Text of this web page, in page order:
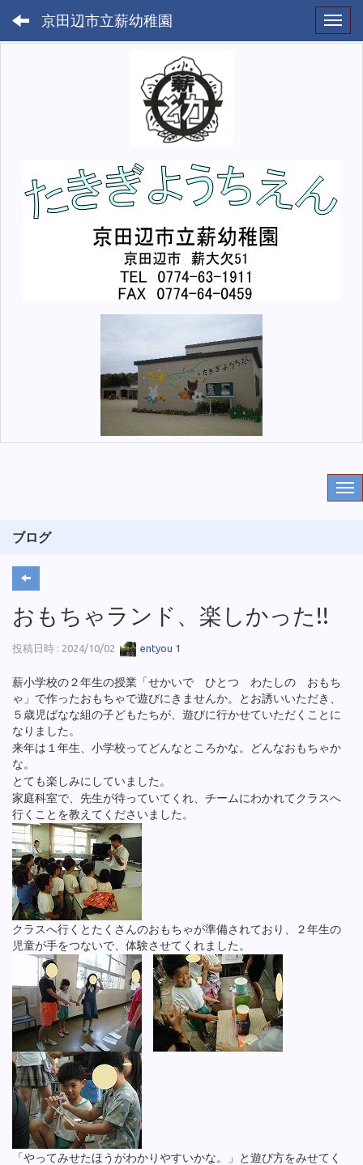
京田辺市立薪幼稚園
ブログ
おもちゃランド、楽しかった!!
投稿日時 : 2024/10/02 entyou 1
薪小学校の２年生の授業「せかいで ひとつ わたしの おもち
ゃ」で作ったおもちゃで遊びにきませんか。とお誘いいただき、
５歳児ばなな組の子どもたちが、遊びに行かせていただくことに
なりました。
来年は１年生、小学校ってどんなところかな。どんなおもちゃか
な。
とても楽しみにしていました。
家庭科室で、先生が待っていてくれ、チームにわかれてクラスへ
行くことを教えてくださいました。
クラスへ行くとたくさんのおもちゃが準備されており、２年生の
児童が手をつないで、体験させてくれました。
「やってみせたほうがわかりやすいかな。」と遊び方をみせてく